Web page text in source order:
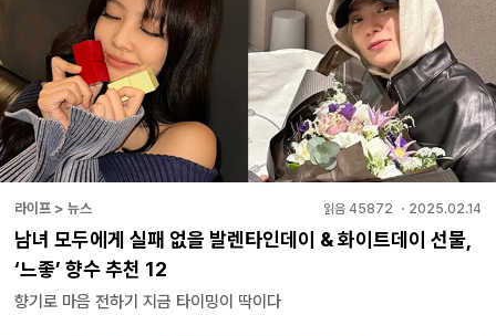
라이프 > 뉴스 읽음 45872 ・ 2025.02.14
남녀 모두에게 실패 없을 발렌타인데이 & 화이트데이 선물,
‘느좋’ 향수 추천 12
향기로 마음 전하기 지금 타이밍이 딱이다